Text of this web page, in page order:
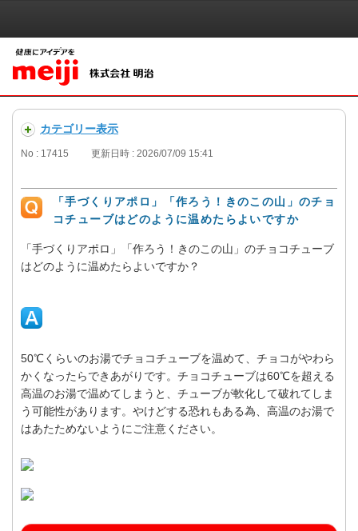
カテゴリー表示
No : 17415 更新日時 : 2026/07/09 15:41
「手づくりアポロ」「作ろう！きのこの山」のチョ
コチューブはどのように温めたらよいですか
「手づくりアポロ」「作ろう！きのこの山」のチョコチューブ
はどのように温めたらよいですか？
50℃くらいのお湯でチョコチューブを温めて、チョコがやわら
かくなったらできあがりです。チョコチューブは60℃を超える
高温のお湯で温めてしまうと、チューブが軟化して破れてしま
う可能性があります。やけどする恐れもある為、高温のお湯で
はあたためないようにご注意ください。